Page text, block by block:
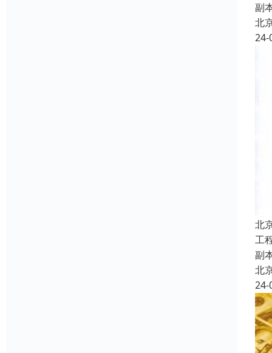
副
北
24-
北
工
副
北
24-